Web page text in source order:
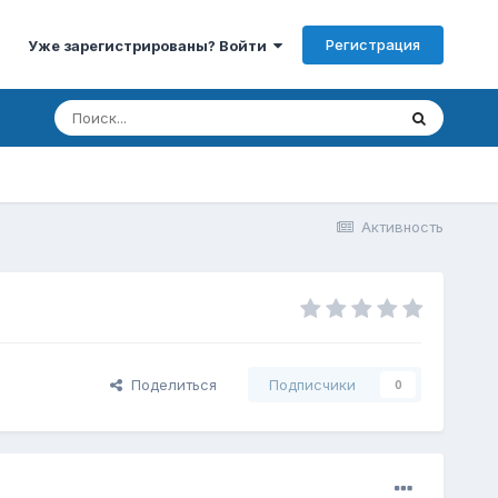
Уже зарегистрированы? Войти Регистрация
Активность
Поделиться Подписчики 0